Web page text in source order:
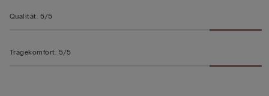
Qualität: 5/5
Tragekomfort: 5/5